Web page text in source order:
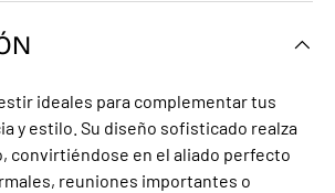
ideales para complementar tus
y estilo. Su diseño sofisticado realza
convirtiéndose en el aliado perfecto
reuniones importantes o